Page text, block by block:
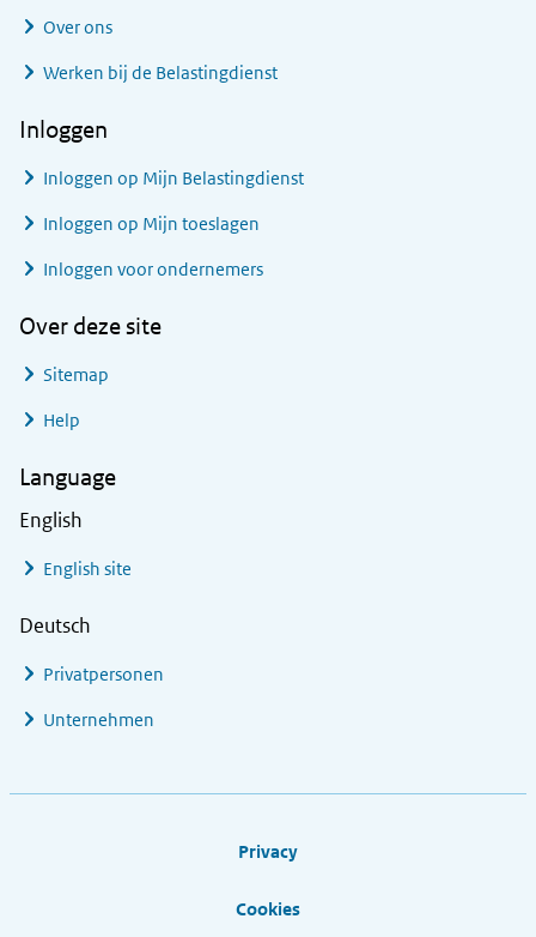
Over ons
Werken bij de Belastingdienst
Inloggen
Inloggen op Mijn Belastingdienst
Inloggen op Mijn toeslagen
Inloggen voor ondernemers
Over deze site
Sitemap
Help
Language
English
English site
Deutsch
Privatpersonen
Unternehmen
Privacy
Cookies